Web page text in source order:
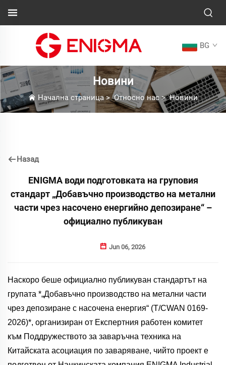
BG
Новини
Начална страница>Относно нас>Новини
Назад
ENIGMA води подготовката на груповия
стандарт „Добавъчно производство на метални
части чрез насочено енергийно депозиране“ –
официално публикуван
Jun 06, 2026
Наскоро беше официално публикуван стандартът на
групата *„Добавъчно производство на метални части
чрез депозиране с насочена енергия“ (T/CWAN 0169-
2026)*, организиран от Експертния работен комитет
към Поддружеството за заваръчна техника на
Китайската асоциация по заваряване, чийто проект е